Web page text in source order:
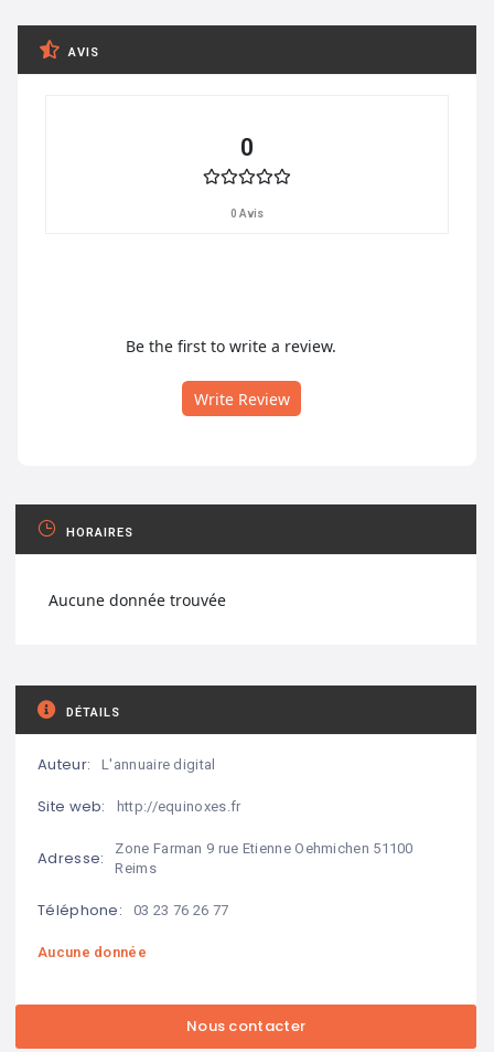
AVIS
0
0 Avis
Be the first to write a review.
Write Review
HORAIRES
Aucune donnée trouvée
DÉTAILS
Auteur: L'annuaire digital
Site web: http://equinoxes.fr
Adresse:
Zone Farman 9 rue Etienne Oehmichen 51100
Reims
Téléphone: 03 23 76 26 77
Aucune donnée